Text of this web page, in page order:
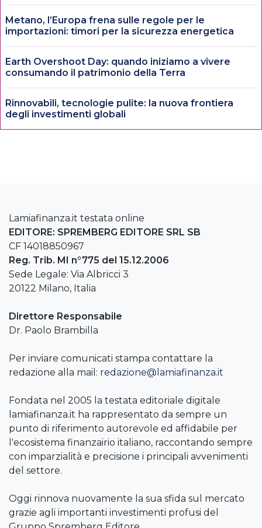
Metano, l’Europa frena sulle regole per le
importazioni: timori per la sicurezza energetica
Earth Overshoot Day: quando iniziamo a vivere
consumando il patrimonio della Terra
Rinnovabili, tecnologie pulite: la nuova frontiera
degli investimenti globali
Lamiafinanza.it testata online
EDITORE: SPREMBERG EDITORE SRL SB
CF 14018850967
Reg. Trib. MI n°775 del 15.12.2006
Sede Legale: Via Albricci 3
20122 Milano, Italia
Direttore Responsabile
Dr. Paolo Brambilla
Per inviare comunicati stampa contattare la
redazione alla mail: redazione@lamiafinanza.it
Fondata nel 2005 la testata editoriale digitale
lamiafinanza.it ha rappresentato da sempre un
punto di riferimento autorevole ed affidabile per
l'ecosistema finanzairio italiano, raccontando sempre
con imparzialità e precisione i principali avvenimenti
del settore.
Oggi rinnova nuovamente la sua sfida sul mercato
grazie agli importanti investimenti profusi del